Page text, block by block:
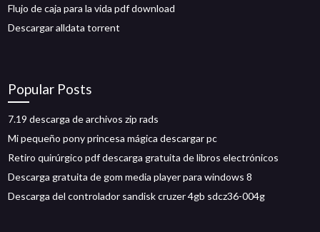
Flujo de caja para la vida pdf download
Descargar alldata torrent
Popular Posts
7.19 descarga de archivos zip rads
Mi pequeño pony princesa mágica descargar pc
Retiro quirúrgico pdf descarga gratuita de libros electrónicos
Descarga gratuita de gom media player para windows 8
Descarga del controlador sandisk cruzer 4gb sdcz36-004g